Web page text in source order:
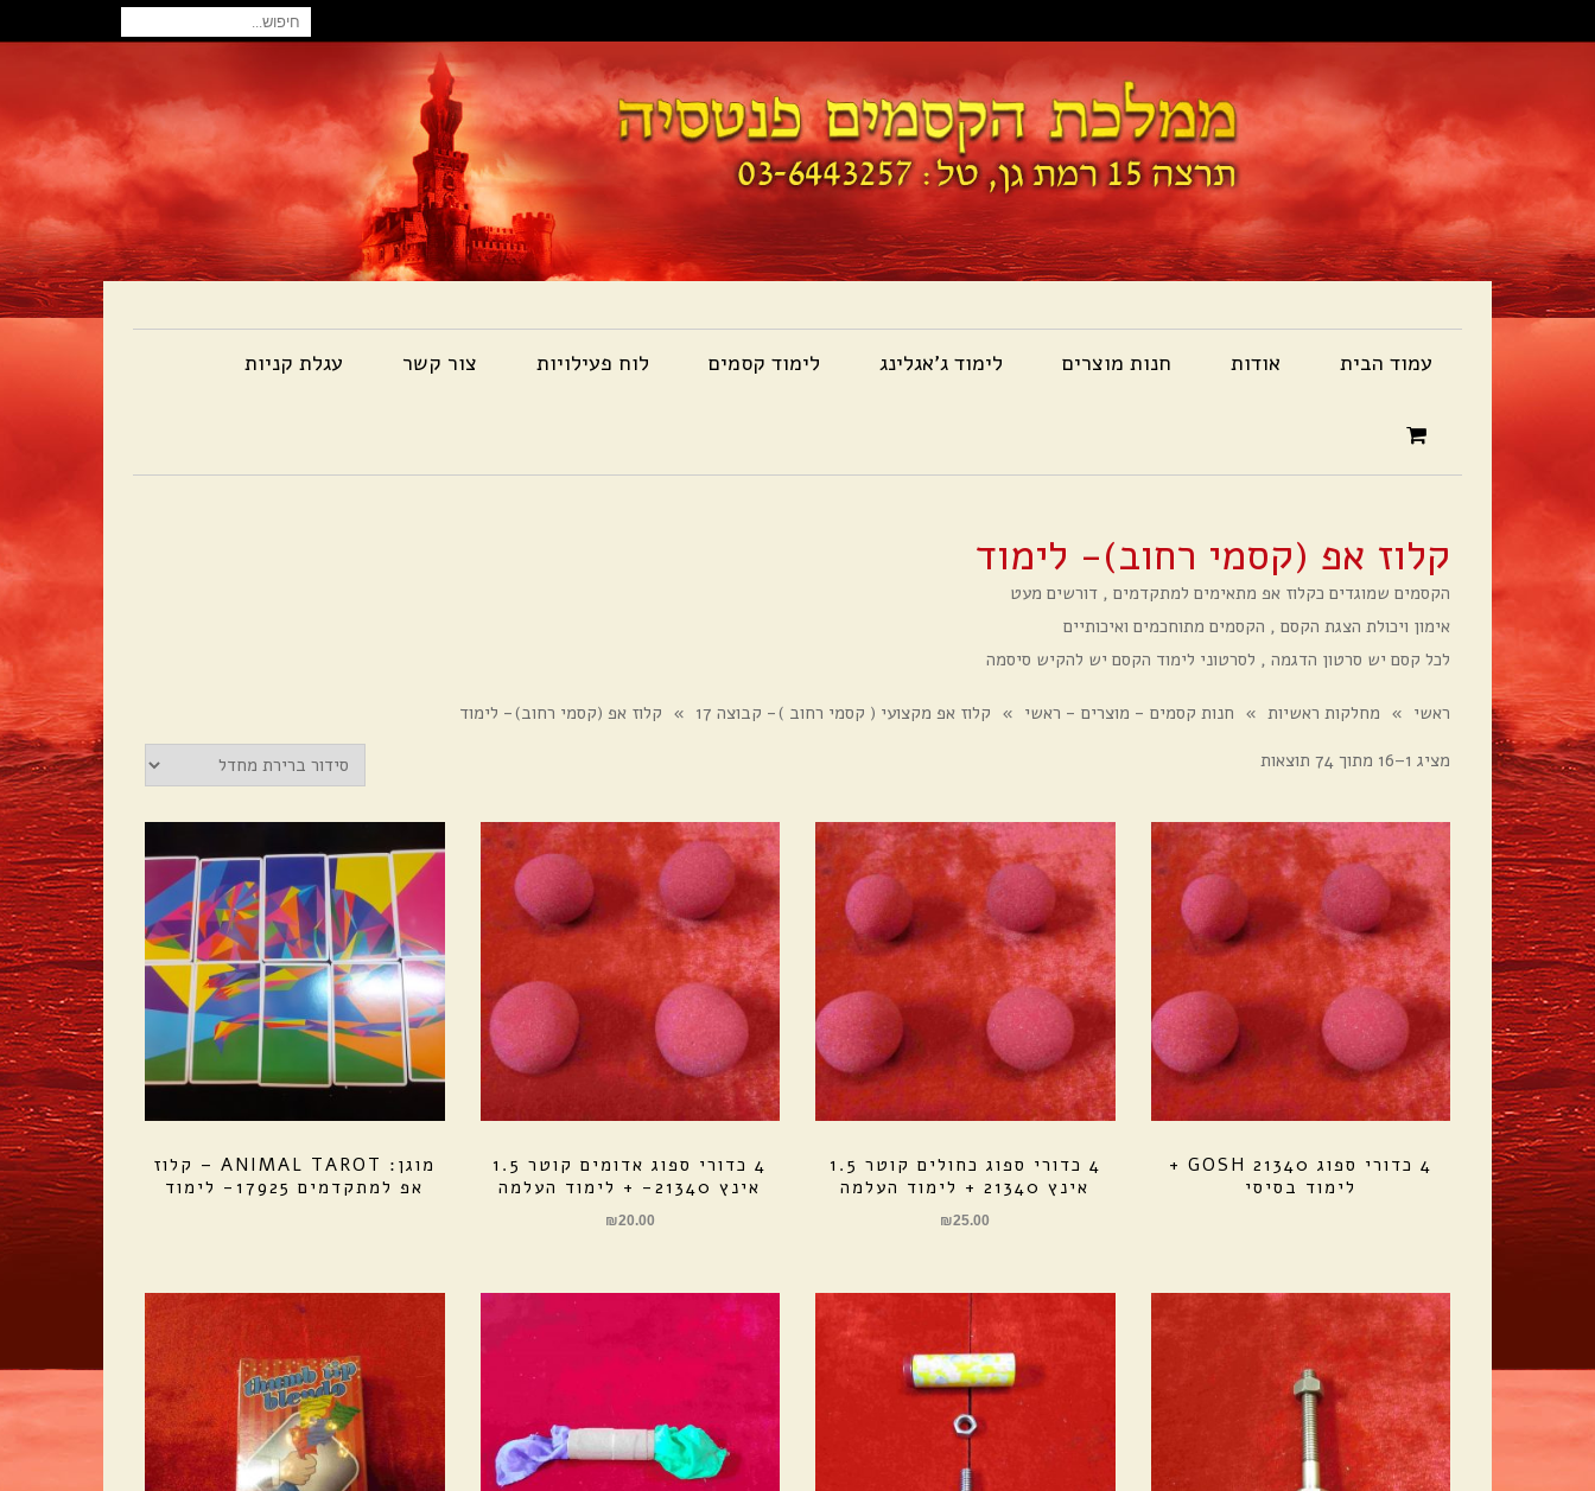
חיפוש
עמוד הבית אודות חנות מוצרים לימוד ג'אגלינג לימוד קסמים לוח פעילויות צור קשר עגלת קניות
קלוז אפ (קסמי רחוב)- לימוד
הקסמים שמוגדים כקלוז אפ מתאימים למתקדמים , דורשים מעט
אימון ויכולת הצגת הקסם , הקסמים מתוחכמים ואיכותיים
לכל קסם יש סרטון הדגמה , לסרטוני לימוד הקסם יש להקיש סיסמה
ראשי » מחלקות ראשיות » חנות קסמים - מוצרים - ראשי » קלוז אפ מקצועי ( קסמי רחוב )- קבוצה 17 » קלוז אפ (קסמי רחוב)- לימוד
מציג 1–16 מתוך 74 תוצאות
4 כדורי ספוג GOSH 21340 +
לימוד בסיסי
4 כדורי ספוג כחולים קוטר 1.5
אינץ 21340 + לימוד העלמה
₪25.00
4 כדורי ספוג אדומים קוטר 1.5
אינץ 21340- + לימוד העלמה
₪20.00
מוגן: ANIMAL TAROT – קלוז
אפ למתקדמים 17925- לימוד